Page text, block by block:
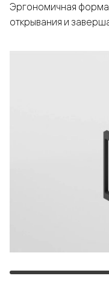
Эргономичная форма
открывания и